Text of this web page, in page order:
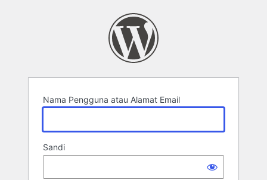
Nama Pengguna atau Alamat Email
Sandi